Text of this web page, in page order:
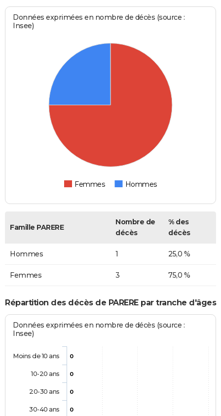
Données exprimées en nombre de décès (source :
Insee)
Femmes Hommes
Famille PARERE
Nombre de
décès
% des
décès
Hommes 1 25,0 %
Femmes 3 75,0 %
Répartition des décès de PARERE par tranche d'âges
Données exprimées en nombre de décès (source :
Insee)
0
0
0
0
Moins de 10 ans
10-20 ans
20-30 ans
30-40 ans